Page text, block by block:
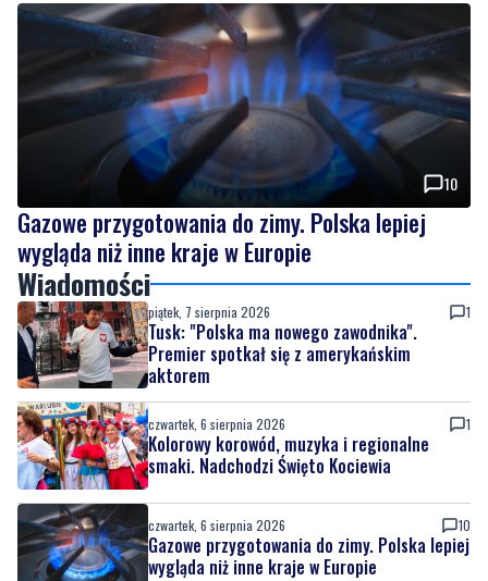
10
Gazowe przygotowania do zimy. Polska lepiej
wygląda niż inne kraje w Europie
Wiadomości
piątek, 7 sierpnia 2026 1
Tusk: "Polska ma nowego zawodnika".
Premier spotkał się z amerykańskim
aktorem
czwartek, 6 sierpnia 2026 1
Kolorowy korowód, muzyka i regionalne
smaki. Nadchodzi Święto Kociewia
czwartek, 6 sierpnia 2026 10
Gazowe przygotowania do zimy. Polska lepiej
wygląda niż inne kraje w Europie